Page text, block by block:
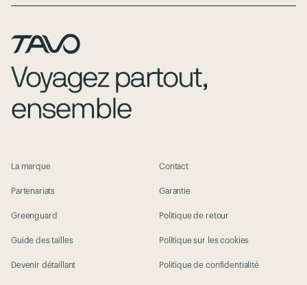
La marque
Partenariats
Greenguard
Guide des tailles
Devenir détaillant
Contact
Garantie
Politique de retour
Politique sur les cookies
Politique de confidentialité